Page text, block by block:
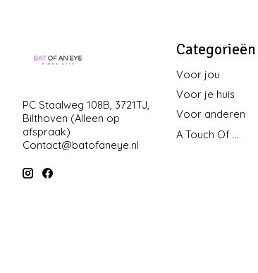
PC Staalweg 108B, 3721TJ,
Bilthoven (Alleen op
afspraak)
Contact@batofaneye.nl
Categorieën
Voor jou
Voor je huis
Voor anderen
A Touch Of ...